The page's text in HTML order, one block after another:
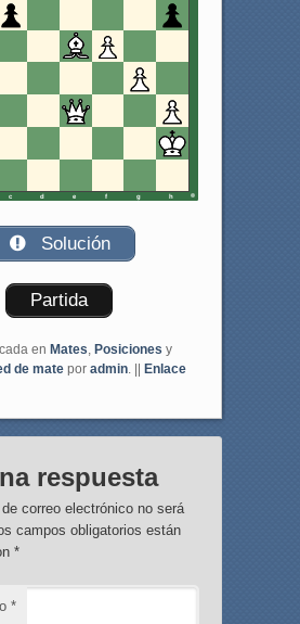
c d e f g h
Solución
Partida
en Mates, Posiciones y
de matepor admin. ||
Enlace
respuesta
correo electrónico no será
campos obligatorios están
*
*